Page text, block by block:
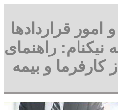
امور قراردادها
نیکنام: راهنمای
و بیمه